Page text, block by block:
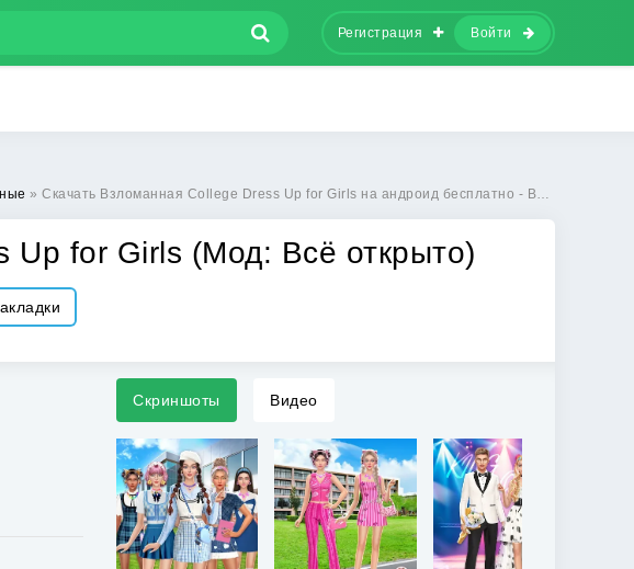
Регистрация Войти
» Скачать Взломанная College Dress Up for Girls на андроид бесплатно - Всё открыто
Up for Girls (Мод: Всё открыто)
Скриншоты Видео